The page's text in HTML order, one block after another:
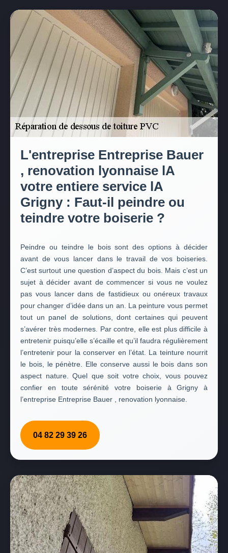
L'entreprise Entreprise Bauer
, renovation lyonnaise lA
votre entiere service lA
Grigny : Faut-il peindre ou
teindre votre boiserie ?
Peindre ou teindre le bois sont des options à décider
avant de vous lancer dans le travail de vos boiseries.
C’est surtout une question d’aspect du bois. Mais c’est un
sujet à décider avant de commencer si vous ne voulez
pas vous lancer dans de fastidieux ou onéreux travaux
pour changer d’idée dans un an. La peinture vous permet
tout un panel de solutions, dont certaines qui peuvent
s’avérer très modernes. Par contre, elle est plus difficile à
entretenir puisqu’elle s’écaille et qu’il faudra régulièrement
l’entretenir pour la conserver en l’état. La teinture nourrit
le bois, le pénètre. Elle conserve aussi le bois dans son
aspect nature. Quel que soit votre choix, vous pouvez
confier en toute sérénité votre boiserie à Grigny à
l’entreprise Entreprise Bauer , renovation lyonnaise.
04 82 29 39 26